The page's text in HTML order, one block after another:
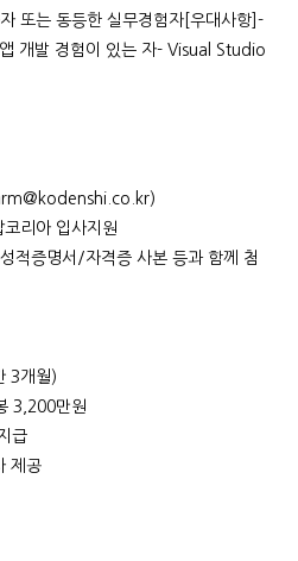
또는 동등한 실무경험자[우대사항]-
개발 경험이 있는 자- Visual Studio
리아 입사지원
적증명서/자격증 사본 등과 함께 첨
3개월)
3,200만원
급
제공